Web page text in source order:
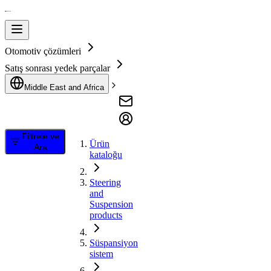
Otomotiv çözümleri
Satış sonrası yedek parçalar
Middle East and Africa
Filtrele ve
Ara
Ürün
kataloğu
Steering
and
Suspension
products
Süspansiyon
sistem